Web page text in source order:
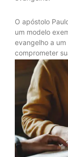
O apóstolo
um modelo
evangelho a
comprometer